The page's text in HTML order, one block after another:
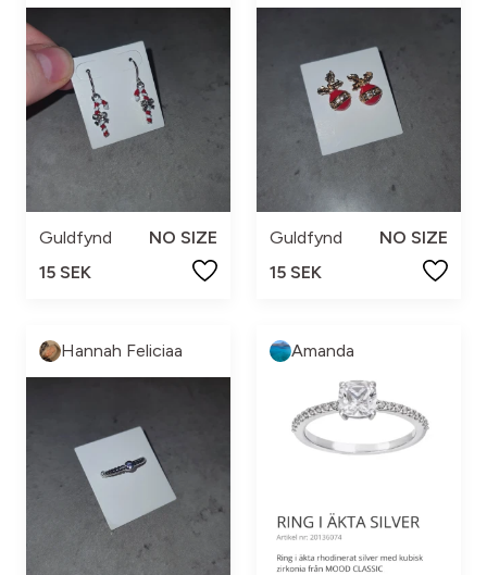
Guldfynd
NO SIZE
15 SEK
Guldfynd
NO SIZE
15 SEK
Hannah Feliciaa Amanda